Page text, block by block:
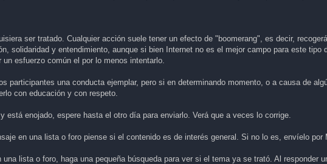
ser tratado. Cualquier acción suele tener un efecto de "boomerang", es decir,
solidaridad y entendimiento, aunque si bien Internet no es el mejor campo para este tipo
esfuerzo común el por lo menos intentarlo.
participantes una conducta ejemplar, pero si en determinando momento, o a causa de
con educación y con respeto.
está enojado, espere hasta el otro día para enviarlo. Verá que a veces lo corrige.
en una lista o foro piense si el contenido es de interés general. Si no lo es, envíelo por
una lista o foro, haga una pequeña búsqueda para ver si el tema ya se trató. Al responder